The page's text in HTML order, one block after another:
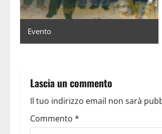
Evento
Lascia un commento
Il tuo indirizzo email non sarà
Commento *